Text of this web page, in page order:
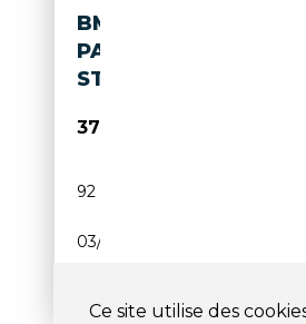
Ce site utilise des
BMW D XDRIVE
STANDHZ
37 430€
92 030 km
03/2021